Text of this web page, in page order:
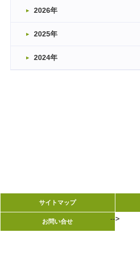
2026年
2025年
2024年
サイトマップ
お問い合せ -->
サイトマップ
お問い合せ -->